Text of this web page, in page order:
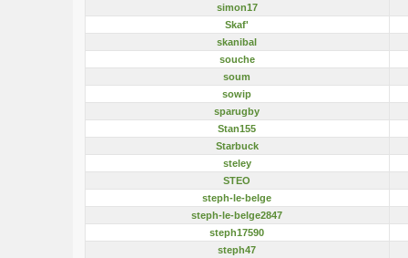
simon17
Skaf'
skanibal
souche
soum
sowip
sparugby
Stan155
Starbuck
steley
STEO
steph-le-belge
steph-le-belge2847
steph17590
steph47